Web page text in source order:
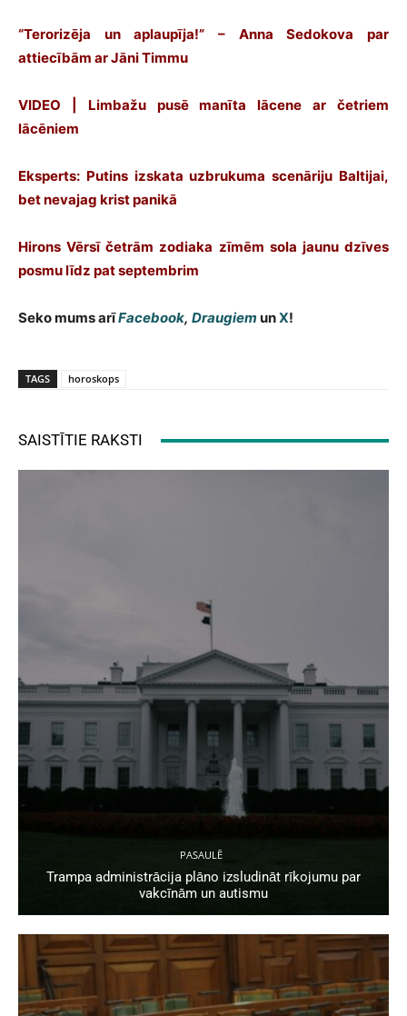
“Terorizēja un aplaupīja!” – Anna Sedokova par
attiecībām ar Jāni Timmu
VIDEO | Limbažu pusē manīta lācene ar četriem
lācēniem
Eksperts: Putins izskata uzbrukuma scenāriju Baltijai,
bet nevajag krist panikā
Hirons Vērsī četrām zodiaka zīmēm sola jaunu dzīves
posmu līdz pat septembrim
Seko mums arīFacebook, Draugiem unX!
TAGS horoskops
SAISTĪTIE RAKSTI
PASAULĒ
Trampa administrācija plāno izsludināt rīkojumu par
vakcīnām un autismu